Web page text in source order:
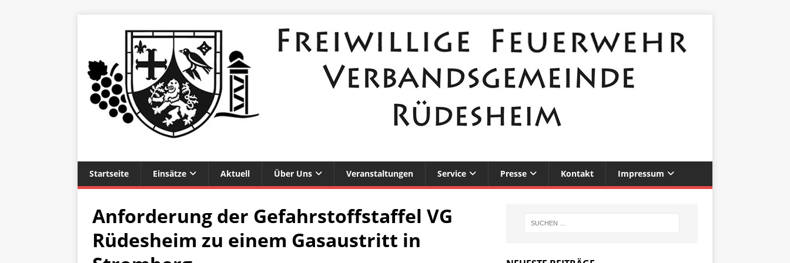
Startseite Einsätze Aktuell Über Uns Veranstaltungen Service Presse Kontakt Impressum
Anforderung der Gefahrstoffstaffel VG
Rüdesheim zu einem Gasaustritt in